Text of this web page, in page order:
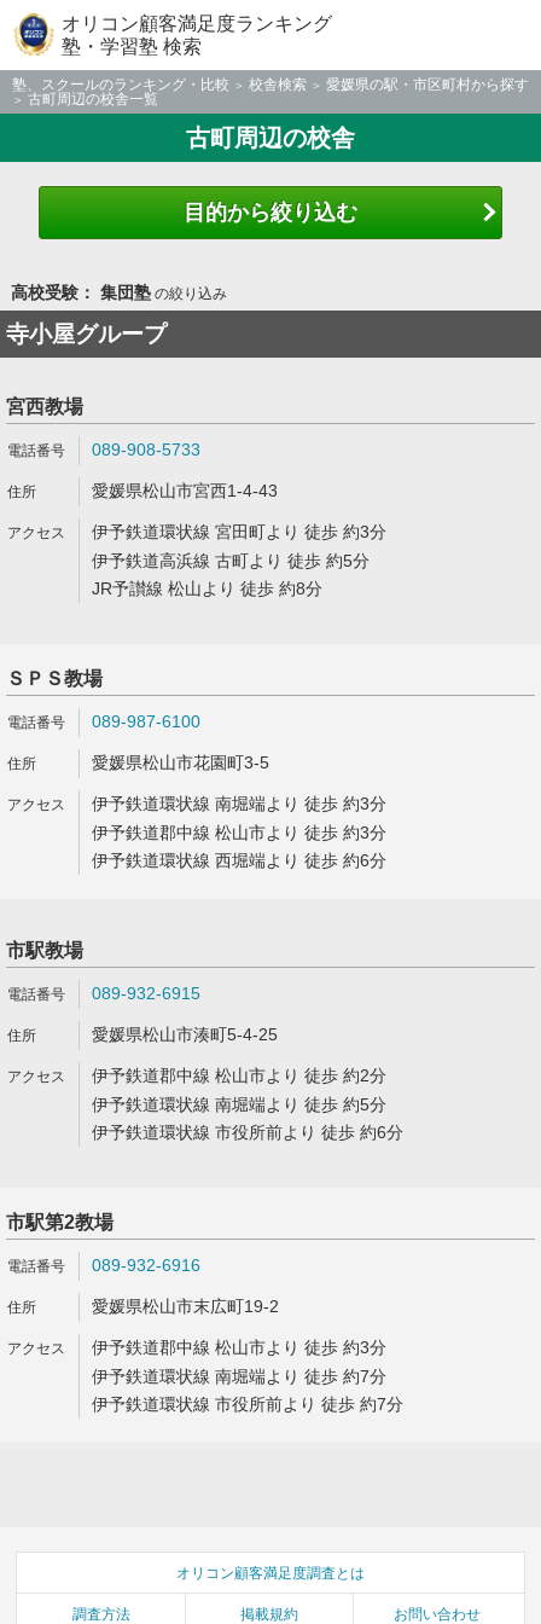
オリコン顧客満足度ランキング
塾・学習塾 検索
塾、スクールのランキング・比較 校舎検索
愛媛県の駅・市区町村から探す
古町周辺の校舎一覧
古町周辺の校舎
目的から絞り込む
高校受験： 集団塾の絞り込み
寺小屋グループ
宮西教場
089-908-5733
愛媛県松山市宮西1-4-43
伊予鉄道環状線 宮田町より 徒歩 約3分
伊予鉄道高浜線 古町より 徒歩 約5分
JR予讃線 松山より 徒歩 約8分
ＳＰＳ教場
089-987-6100
愛媛県松山市花園町3-5
伊予鉄道環状線 南堀端より 徒歩 約3分
伊予鉄道郡中線 松山市より 徒歩 約3分
伊予鉄道環状線 西堀端より 徒歩 約6分
市駅教場
089-932-6915
愛媛県松山市湊町5-4-25
伊予鉄道郡中線 松山市より 徒歩 約2分
伊予鉄道環状線 南堀端より 徒歩 約5分
伊予鉄道環状線 市役所前より 徒歩 約6分
市駅第2教場
089-932-6916
愛媛県松山市末広町19-2
伊予鉄道郡中線 松山市より 徒歩 約3分
伊予鉄道環状線 南堀端より 徒歩 約7分
伊予鉄道環状線 市役所前より 徒歩 約7分
オリコン顧客満足度調査とは
調査方法 掲載規約 お問い合わせ